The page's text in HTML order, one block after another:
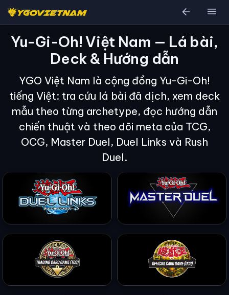
arrow_back menu
Yu-Gi-Oh! Việt Nam — Lá bài,
Deck & Hướng dẫn
YGO Việt Nam là cộng đồng Yu-Gi-Oh!
tiếng Việt: tra cứu lá bài đã dịch, xem deck
mẫu theo từng archetype, đọc hướng dẫn
chiến thuật và theo dõi meta của TCG,
OCG, Master Duel, Duel Links và Rush
Duel.